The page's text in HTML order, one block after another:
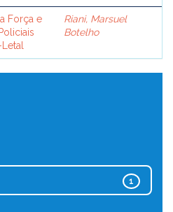
Força e
Riani, Marsuel
Botelho
1